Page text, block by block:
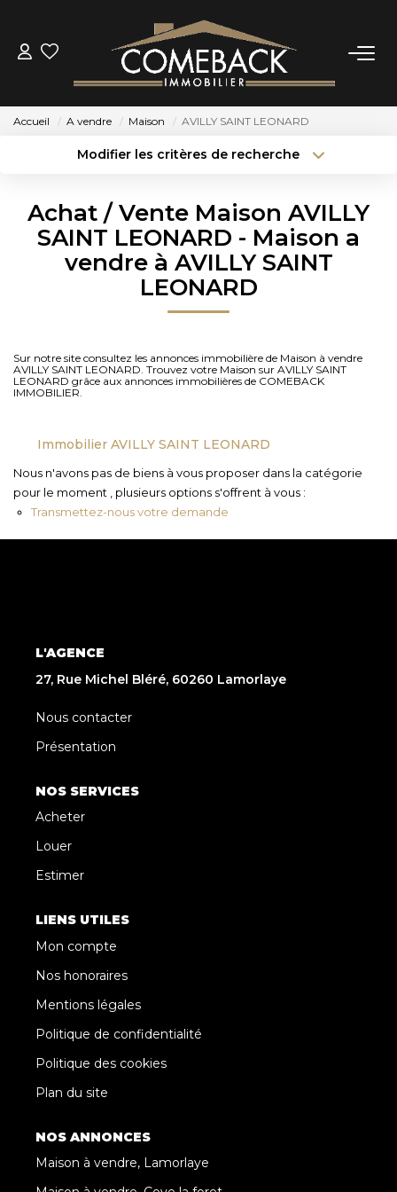
ACHETER
NOTRE AGENCE
BIENS VENDUS
CONTACT
Accueil A vendre Maison AVILLY SAINT LEONARD
Modifier les critères de recherche
Sélectionnez...
Type de bien
Surface min
Budget max Plus de critères
Achat / Vente Maison AVILLY
SAINT LEONARD - Maison a
vendre à AVILLY SAINT
LEONARD
Sur notre site consultez les annonces immobilière de Maison à vendre
AVILLY SAINT LEONARD. Trouvez votre Maison sur AVILLY SAINT
LEONARD grâce aux annonces immobilières de COMEBACK
IMMOBILIER.
Immobilier AVILLY SAINT LEONARD
Nous n'avons pas de biens à vous proposer dans la catégorie
pour le moment , plusieurs options s'offrent à vous :
Transmettez-nous votre demande
L'AGENCE
27, Rue Michel Bléré, 60260 Lamorlaye
Nous contacter
Présentation
NOS SERVICES
Acheter
Louer
Estimer
LIENS UTILES
Mon compte
Nos honoraires
Mentions légales
Politique de confidentialité
Politique des cookies
Plan du site
NOS ANNONCES
Maison à vendre, Lamorlaye